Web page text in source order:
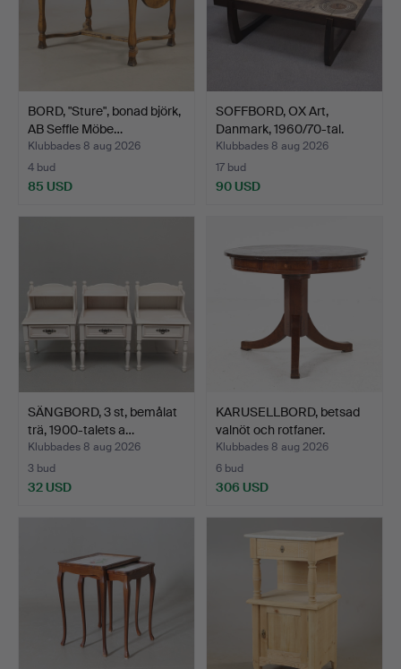
BORD, "Sture", bonad björk,
AB Seffle Möbe…
Klubbades 8 aug 2026
4 bud
85 USD
SOFFBORD, OX Art,
Danmark, 1960/70-tal.
Klubbades 8 aug 2026
17 bud
90 USD
SÄNGBORD, 3 st, bemålat
trä, 1900-talets a…
Klubbades 8 aug 2026
3 bud
32 USD
KARUSELLBORD, betsad
valnöt och rotfaner.
Klubbades 8 aug 2026
6 bud
306 USD